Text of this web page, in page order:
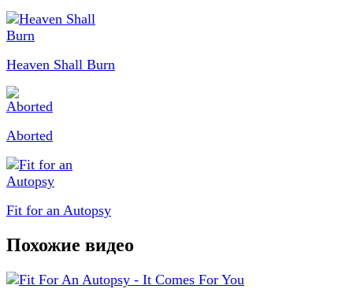
Heaven Shall Burn
Aborted
Fit for an Autopsy
Похожие видео